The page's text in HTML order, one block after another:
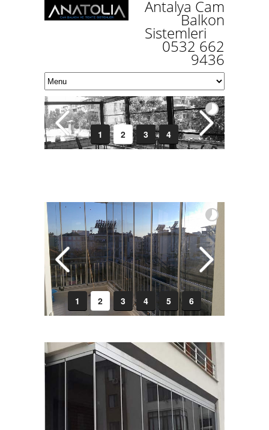
Antalya Cam
Balkon
Sistemleri
0532 662
9436
1 2 3 4
1 2 3 4 5 6